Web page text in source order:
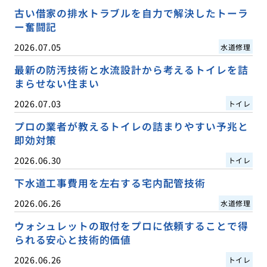
古い借家の排水トラブルを自力で解決したトーラ
ー奮闘記
2026.07.05 水道修理
最新の防汚技術と水流設計から考えるトイレを詰
まらせない住まい
2026.07.03 トイレ
プロの業者が教えるトイレの詰まりやすい予兆と
即効対策
2026.06.30 トイレ
下水道工事費用を左右する宅内配管技術
2026.06.26 水道修理
ウォシュレットの取付をプロに依頼することで得
られる安心と技術的価値
2026.06.26 トイレ